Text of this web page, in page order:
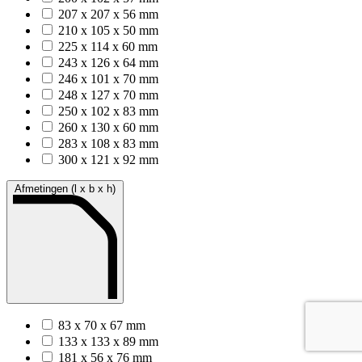
207 x 207 x 56 mm
210 x 105 x 50 mm
225 x 114 x 60 mm
243 x 126 x 64 mm
246 x 101 x 70 mm
248 x 127 x 70 mm
250 x 102 x 83 mm
260 x 130 x 60 mm
283 x 108 x 83 mm
300 x 121 x 92 mm
Afmetingen (l x b x h)
83 x 70 x 67 mm
133 x 133 x 89 mm
181 x 56 x 76 mm